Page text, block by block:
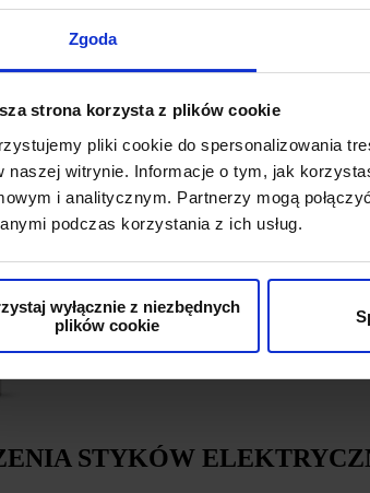
Zgoda
strona korzysta z plików cookie
pliki cookie do spersonalizowania
naszej witrynie. Informacje o tym, jak
i analitycznym. Partnerzy mogą
podczas korzystania z ich usług.
wyłącznie z niezbędnych
plików cookie
pojemnikiem.
STYKÓW